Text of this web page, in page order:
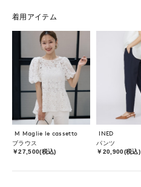
着用アイテム
M Maglie le cassetto
ブラウス
￥27,500(税込)
INED
パンツ
￥20,900(税込)